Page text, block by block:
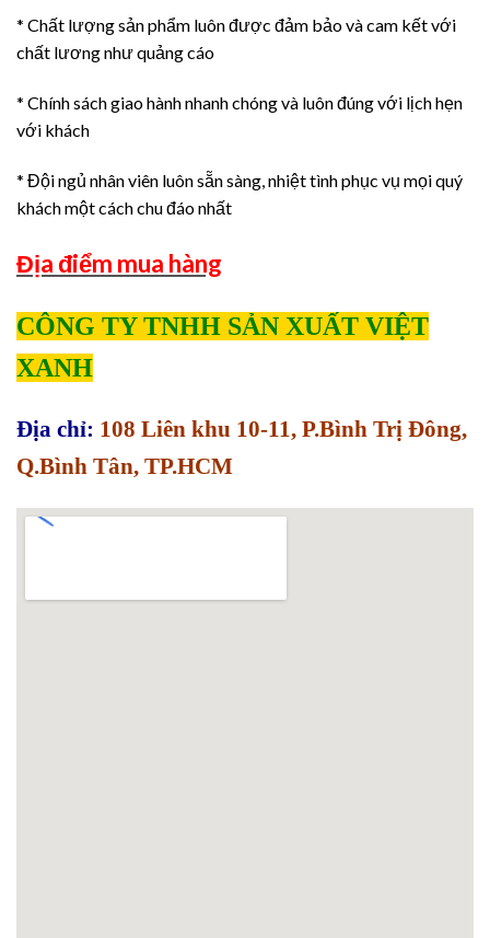
* Chất lượng sản phẩm luôn được đảm bảo và cam kết với
chất lương như quảng cáo
* Chính sách giao hành nhanh chóng và luôn đúng với lịch hẹn
với khách
* Đội ngủ nhân viên luôn sẵn sàng, nhiệt tình phục vụ mọi quý
khách một cách chu đáo nhất
Địa điểm mua hàng
CÔNG TY TNHH SẢN XUẤT VIỆT
XANH
Địa chỉ: 108 Liên khu 10-11, P.Bình Trị Đông,
Q.Bình Tân, TP.HCM